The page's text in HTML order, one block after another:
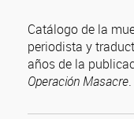
Catálogo de la
periodista y
años de la
Operación Masacre.